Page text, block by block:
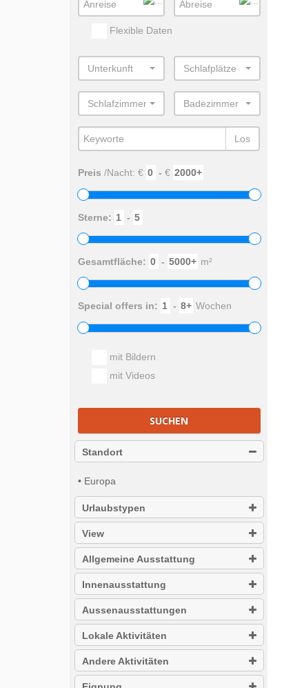
Flexible Daten
Unterkunft Schlafplätze
Schlafzimmer Badezimmer
Los
Preis /Nacht: € - €
Sterne: -
Gesamtfläche: - m²
Special offers in: - Wochen
mit Bildern
mit Videos
SUCHEN
Standort
• Europa
Urlaubstypen
View
Allgemeine Ausstattung
Innenausstattung
Aussenausstattungen
Lokale Aktivitäten
Andere Aktivitäten